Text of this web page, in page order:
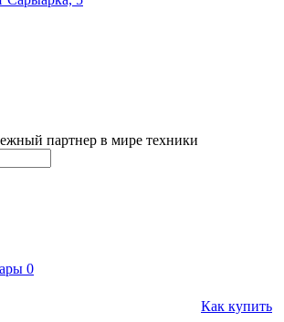
партнер в мире техники
0
Как купить